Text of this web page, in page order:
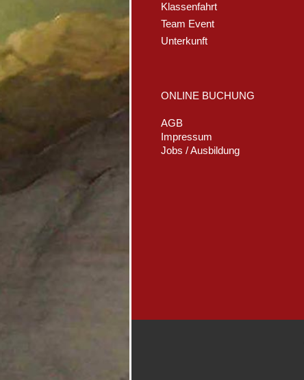
Klassenfahrt
Team Event
Unterkunft
ONLINE BUCHUNG
AGB
Impressum
Jobs / Ausbildung